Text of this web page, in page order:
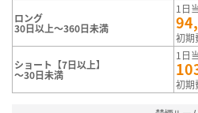
ロング
30日以上～360日未満
1日
初期
ショート【7日以上】
～30日未満
1日
初期